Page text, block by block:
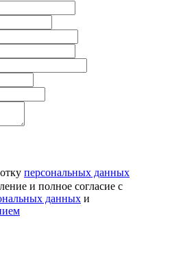
персональных данных
и полное согласие с
данных и